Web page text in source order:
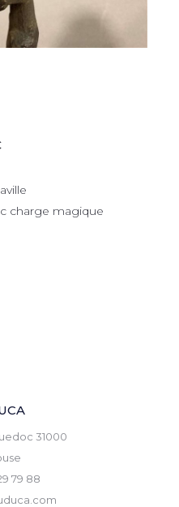
charge magique
31000
79 88